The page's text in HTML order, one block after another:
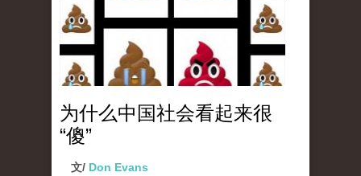
为什么中国社会看起来很
“傻”
文/ Don Evans